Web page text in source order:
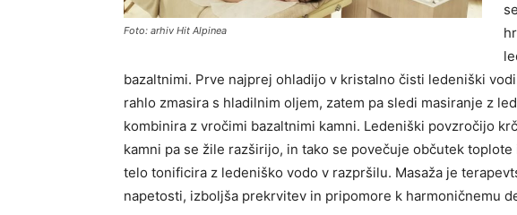
Foto: arhiv Hit Alpinea
bazaltnimi. Prve najprej ohladijo v kristalno čisti ledeniški
rahlo zmasira s hladilnim oljem, zatem pa sledi masiranje z
kombinira z vročimi bazaltnimi kamni. Ledeniški povzročijo
kamni pa se žile razširijo, in tako se povečuje občutek
telo tonificira z ledeniško vodo v razpršilu. Masaža je
napetosti, izboljša prekrvitev in pripomore k harmoničnemu